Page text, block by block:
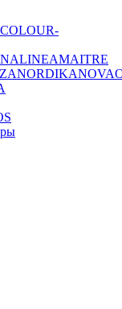
COLOUR-
LINEAMAITRE
NORDIKANOVA